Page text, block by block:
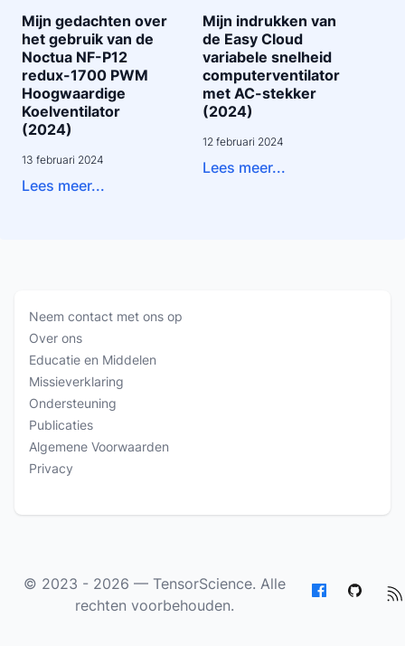
Mijn gedachten over
het gebruik van de
Noctua NF-P12
redux-1700 PWM
Hoogwaardige
Koelventilator
(2024)
13 februari 2024
Lees meer...
Mijn indrukken van
de Easy Cloud
variabele snelheid
computerventilator
met AC-stekker
(2024)
12 februari 2024
Lees meer...
Neem contact met ons op
Over ons
Educatie en Middelen
Missieverklaring
Ondersteuning
Publicaties
Algemene Voorwaarden
Privacy
© 2023 - 2026 — TensorScience. Alle
rechten voorbehouden.